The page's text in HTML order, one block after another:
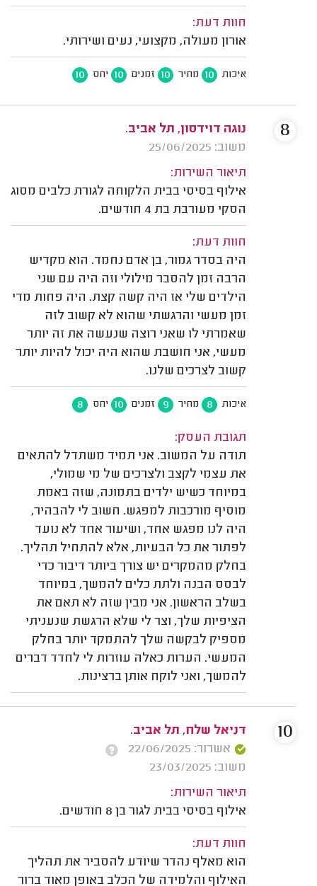
חוות דעת:
אורון מעולה, מקצועי, נעים ושירותי.
איכות 10 מחיר 10 זמנים 10 יחס 10
נוגה דוידסון, תל אביב.
משוב: 25/06/2025
תיאור השירות:
אילוף בסיסי בבית הלקוחה לגורת כלבים מסוג
הסקי מעורבת בת 4 חודשים.
חוות דעת:
היה בסדר גמור, בן אדם נחמד. הוא מקדיש
הרבה זמן להסבר מילולי וזה היה עם שני
הילדים שלי אז היה קשה קצת. היה פחות מדי
זמן מעשי והרגשתי שהוא לא קשוב לזה
שאמרתי לו שאני רוצה שנעשה את זה יותר
מעשי, אני חושבת שהוא היה יכול להיות יותר
קשוב לצרכים שלנו.
איכות 8 מחיר 9 זמנים 10 יחס 8
תגובת העסק:
תודה על המשוב. אני תמיד משתדל להתאים
את עצמי לקצב ולצרכים של מי שמולי,
במיוחד כשיש ילדים בתמונה, שזה באמת
מוסיף מורכבות למפגש. חשוב לי להבהיר,
היה לנו מפגש אחד, ושיעור אחד לא נועד
לפתור את כל הבעיות, אלא להתחיל תהליך.
בחלק מהמקרים יש צורך ביותר דיבור כדי
לבסס הבנה ולתת כלים להמשך, במיוחד
בשלב הראשון. אני מבין שזה לא תאם את
הציפיות שלך, וצר לי שלא הרגשת שנעניתי
מספיק לבקשה שלך להתמקד יותר בחלק
המעשי. הערות כאלה עוזרות לי לחדד דברים
להמשך, ואני לוקח אותן ברצינות.
8
דניאל שלח, תל אביב.
אשרור: 22/06/2025
משוב: 23/03/2025
תיאור השירות:
אילוף בסיסי בבית לגור בן 8 חודשים.
חוות דעת:
הוא מאלף נהדר שיודע להסביר את תהליך
האילוף והלמידה של הכלב באופן מאוד ברור
10